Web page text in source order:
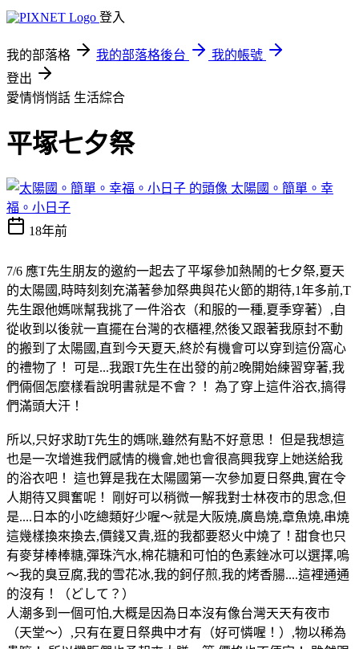
登入
我的部落格 我的部落格後台
我的帳號
登出
愛情悄悄話 生活綜合
平塚七夕祭
太陽國。簡單。幸
福。小日子
18年前
7/6 應T先生朋友的邀約一起去了平塚參加熱鬧的七夕祭,夏天
的太陽國,時時刻刻充滿著參加祭典與花火節的期待,1年多前,T
先生跟他媽咪幫我挑了一件浴衣（和服的一種,夏季穿著）,自
從收到以後就一直擺在台灣的衣櫃裡,然後又跟著我原封不動
的搬到了太陽國,直到今天夏天,終於有機會可以穿到這份窩心
的禮物了！
可是...我跟T先生在出發的前2晚開始練習穿著,我
們倆個怎麼樣看說明書就是不會？！
為了穿上這件浴衣,搞得
們滿頭大汗！
所以,只好求助T先生的媽咪,雖然有點不好意思！ 但是我想這
也是一次增進我們感情的機會,她也會很高興我穿上她送給我
的浴衣吧！
這也算是我在太陽國第一次參加夏日祭典,實在令
人期待又興奮呢！ 剛好可以稍微一解我對士林夜市的思念,但
是....日本的小吃總類好少喔～就是大阪燒,廣島燒,章魚燒,串燒
這幾樣換來換去,價錢又貴,逛的我都要怒火中燒了！ 甜食也只
有麥芽棒棒糖,彈珠汽水,棉花糖和可怕的色素銼冰可以選擇,嗚
～我的臭豆腐,我的雪花冰,我的鈳仔煎,我的烤香腸....這裡通通
的沒有！
（どして？）
人潮多到一個可怕,大概是因為日本沒有像台灣天天有夜市
（天堂～） ,只有在夏日祭典中才有（好可憐喔！ ）,物以稀為